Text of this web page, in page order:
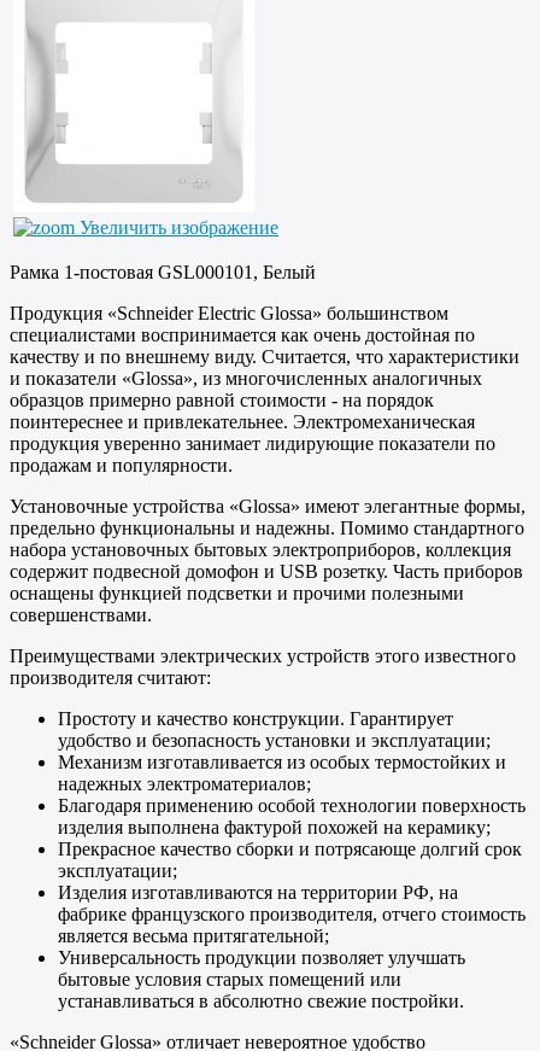
Увеличить изображение
Рамка 1-постовая GSL000101, Белый
Продукция «Schneider Electric Glossa» большинством
специалистами воспринимается как очень достойная по
качеству и по внешнему виду. Считается, что характеристики
и показатели «Glossa», из многочисленных аналогичных
образцов примерно равной стоимости - на порядок
поинтереснее и привлекательнее. Электромеханическая
продукция уверенно занимает лидирующие показатели по
продажам и популярности.
Установочные устройства «Glossa» имеют элегантные формы,
предельно функциональны и надежны. Помимо стандартного
набора установочных бытовых электроприборов, коллекция
содержит подвесной домофон и USB розетку. Часть приборов
оснащены функцией подсветки и прочими полезными
совершенствами.
Преимуществами электрических устройств этого известного
производителя считают:
Простоту и качество конструкции. Гарантирует
удобство и безопасность установки и эксплуатации;
Механизм изготавливается из особых термостойких и
надежных электроматериалов;
Благодаря применению особой технологии поверхность
изделия выполнена фактурой похожей на керамику;
Прекрасное качество сборки и потрясающе долгий срок
эксплуатации;
Изделия изготавливаются на территории РФ, на
фабрике французского производителя, отчего стоимость
является весьма притягательной;
Универсальность продукции позволяет улучшать
бытовые условия старых помещений или
устанавливаться в абсолютно свежие постройки.
«Schneider Glossa» отличает невероятное удобство